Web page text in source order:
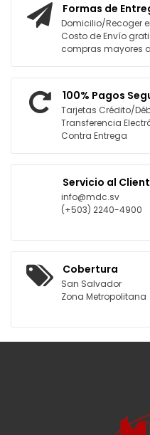
Formas de
Domicilio/Recoger
Costo de Envío
compras mayores
100% Pagos
Tarjetas Crédito/
Transferencia
Contra Entrega
Servicio al
info@mdc.sv
(+503) 2240-4900
Cobertura
San Salvador
Zona Metropolitana